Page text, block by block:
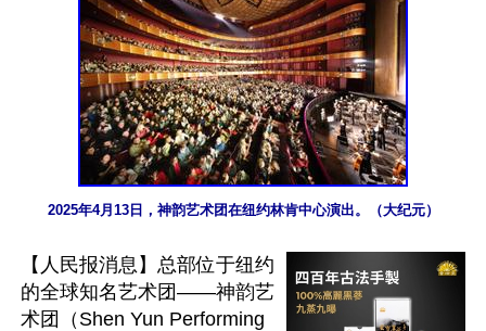
2025年4月13日，神韵艺术团在纽约林肯中心演出。（大纪元）
【人民报消息】总部位于纽约
的全球知名艺术团——神韵艺
术团（Shen Yun Performing